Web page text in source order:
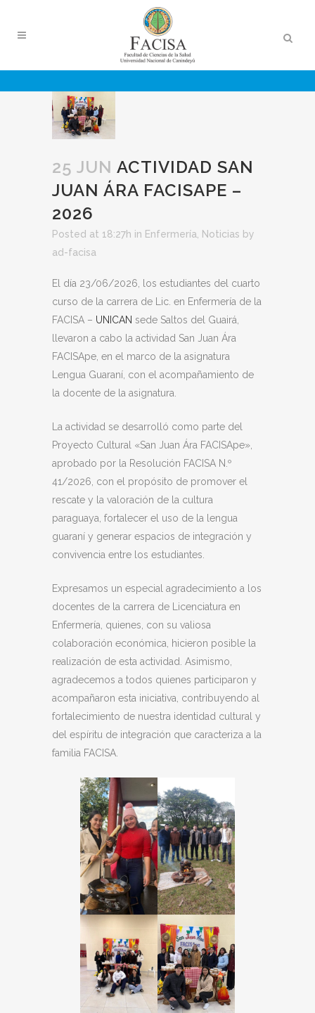
25 JUN ACTIVIDAD SAN
JUAN ÁRA FACISAPE –
2026
Posted at 18:27h in Enfermería Noticias by
ad-facisa
El día 23/06/2026, los estudiantes del cuarto
curso de la carrera de Lic. en Enfermería de la
FACISA – UNICAN sede Saltos del Guairá,
llevaron a cabo la actividad San Juan Ára
FACISApe, en el marco de la asignatura
Lengua Guaraní, con el acompañamiento de
la docente de la asignatura.
La actividad se desarrolló como parte del
Proyecto Cultural «San Juan Ára FACISApe»,
aprobado por la Resolución FACISA N.º
41/2026, con el propósito de promover el
rescate y la valoración de la cultura
paraguaya, fortalecer el uso de la lengua
guaraní y generar espacios de integración y
convivencia entre los estudiantes.
Expresamos un especial agradecimiento a los
docentes de la carrera de Licenciatura en
Enfermería, quienes, con su valiosa
colaboración económica, hicieron posible la
realización de esta actividad. Asimismo,
agradecemos a todos quienes participaron y
acompañaron esta iniciativa, contribuyendo al
fortalecimiento de nuestra identidad cultural y
del espíritu de integración que caracteriza a la
familia FACISA.